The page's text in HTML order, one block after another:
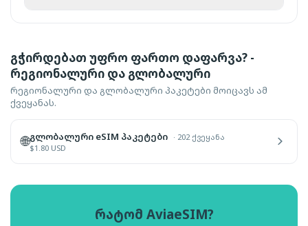
გჭირდებათ უფრო ფართო დაფარვა? -
რეგიონალური და გლობალური
რეგიონალური და გლობალური პაკეტები მოიცავს ამ
ქვეყანას.
🌐გლობალური eSIM პაკეტები · 202 ქვეყანა
$1.80 USD
რატომ AviaeSIM?